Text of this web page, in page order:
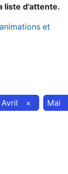
liste d'attente.
et
Avril × Mai